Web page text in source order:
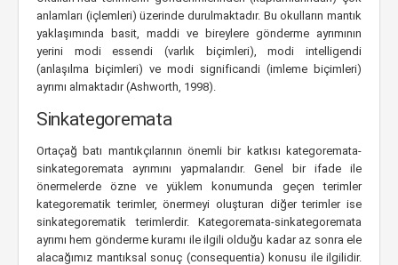
anlamları (içlemleri) üzerinde durulmaktadır. Bu okulların mantık
yaklaşımında basit, maddi ve bireylere gönderme ayrımının
yerini modi essendi (varlık biçimleri), modi intelligendi
(anlaşılma biçimleri) ve modi significandi (imleme biçimleri)
ayrımı almaktadır (Ashworth, 1998).
Sinkategoremata
Ortaçağ batı mantıkçılarının önemli bir katkısı kategoremata-
sinkategoremata ayrımını yapmalarıdır. Genel bir ifade ile
önermelerde özne ve yüklem konumunda geçen terimler
kategorematik terimler, önermeyi oluşturan diğer terimler ise
sinkategorematik terimlerdir. Kategoremata-sinkategoremata
ayrımı hem gönderme kuramı ile ilgili olduğu kadar az sonra ele
alacağımız mantıksal sonuç (consequentia) konusu ile ilgilidir.